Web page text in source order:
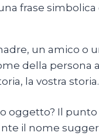
frase
un amico o
della
la vostra storia.
oggetto? Il
il nome